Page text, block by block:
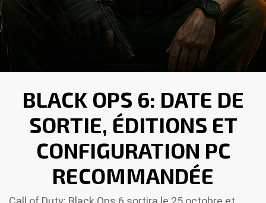
BLACK OPS 6: DATE DE
SORTIE, ÉDITIONS ET
CONFIGURATION PC
RECOMMANDÉE